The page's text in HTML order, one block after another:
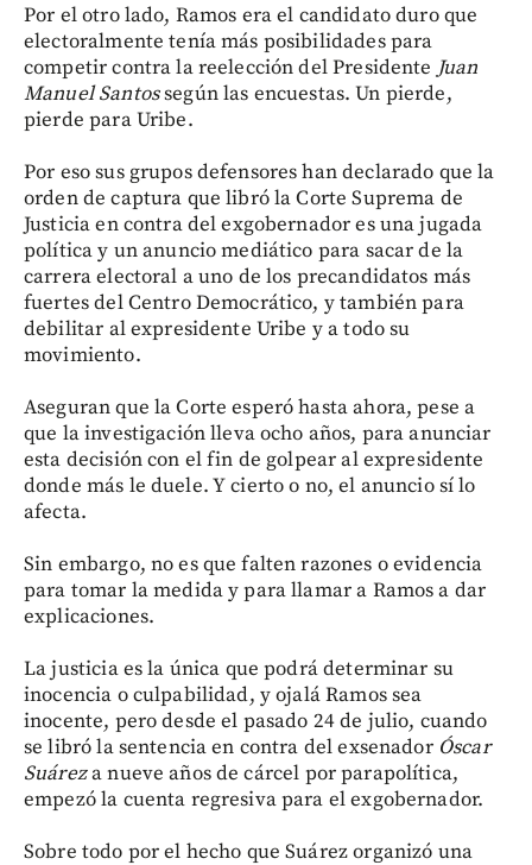
Por el otro lado, Ramos era el candidato duro que
electoralmente tenía más posibilidades para
competir contra la reelección del Presidente Juan
Manuel Santossegún las encuestas. Un pierde,
pierde para Uribe.
Por eso sus grupos defensores han declarado que la
orden de captura que libró la Corte Suprema de
Justicia en contra del exgobernador es una jugada
política y un anuncio mediático para sacar de la
carrera electoral a uno de los precandidatos más
fuertes del Centro Democrático, y también para
debilitar al expresidente Uribe y a todo su
movimiento.
Aseguran que la Corte esperó hasta ahora, pese a
que la investigación lleva ocho años, para anunciar
esta decisión con el fin de golpear al expresidente
donde más le duele. Y cierto o no, el anuncio sí lo
afecta.
Sin embargo, no es que falten razones o evidencia
para tomar la medida y para llamar a Ramos a dar
explicaciones.
La justicia es la única que podrá determinar su
inocencia o culpabilidad, y ojalá Ramos sea
inocente, pero desde el pasado 24 de julio, cuando
se libró la sentencia en contra del exsenador Óscar
Suáreza nueve años de cárcel por parapolítica,
empezó la cuenta regresiva para el exgobernador.
Sobre todo por el hecho que Suárez organizó una